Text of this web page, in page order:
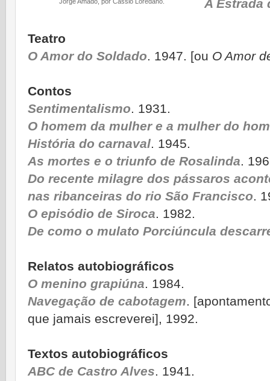
Jorge Amado, por Cássio Loredano. A Estrada
Teatro
O Amor do Soldado. 1947. [ou O Amor
Contos
Sentimentalismo. 1931.
O homem da mulher e a mulher do
História do carnaval. 1945.
As mortes e o triunfo de Rosalinda.
Do recente milagre dos pássaros
nas ribanceiras do rio São Francisco.
O episódio de Siroca. 1982.
De como o mulato Porciúncula
Relatos autobiográficos
O menino grapiúna. 1984.
Navegação de cabotagem.
que jamais escreverei], 1992.
Textos autobiográficos
ABC de Castro Alves. 1941.